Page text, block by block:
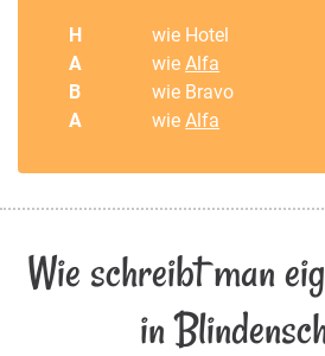
H
wie Hotel
A
wieAlfa
B
wie Bravo
A
wieAlfa
Wie schreibt man
in